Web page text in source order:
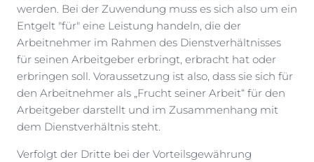
werden. Bei der Zuwendung muss es sich also um ein
Entgelt "für" eine Leistung handeln, die der
Arbeitnehmer im Rahmen des Dienstverhältnisses
für seinen Arbeitgeber erbringt, erbracht hat oder
erbringen soll. Voraussetzung ist also, dass sie sich für
den Arbeitnehmer als „Frucht seiner Arbeit“ für den
Arbeitgeber darstellt und im Zusammenhang mit
dem Dienstverhältnis steht.
Verfolgt der Dritte bei der Vorteilsgewährung